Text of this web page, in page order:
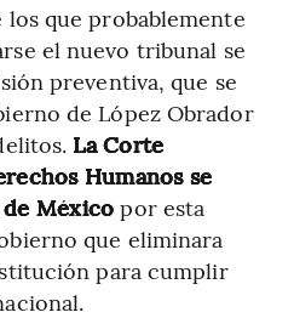
que probablemente
el nuevo tribunal se
preventiva, que se
de López Obrador
La Corte
Humanos se
México por esta
que eliminara
para cumplir